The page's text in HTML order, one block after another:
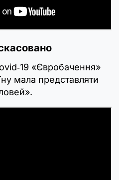
«Євробачення»
мала представляти